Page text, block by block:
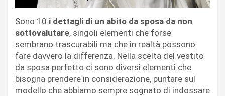
Sono 10 i dettagli di un abito da sposa da non
sottovalutare, singoli elementi che forse
sembrano trascurabili ma che in realtà possono
fare davvero la differenza. Nella scelta del vestito
da sposa perfetto ci sono diversi elementi che
bisogna prendere in considerazione, puntare sul
modello che abbiamo sempre sognato di indossare